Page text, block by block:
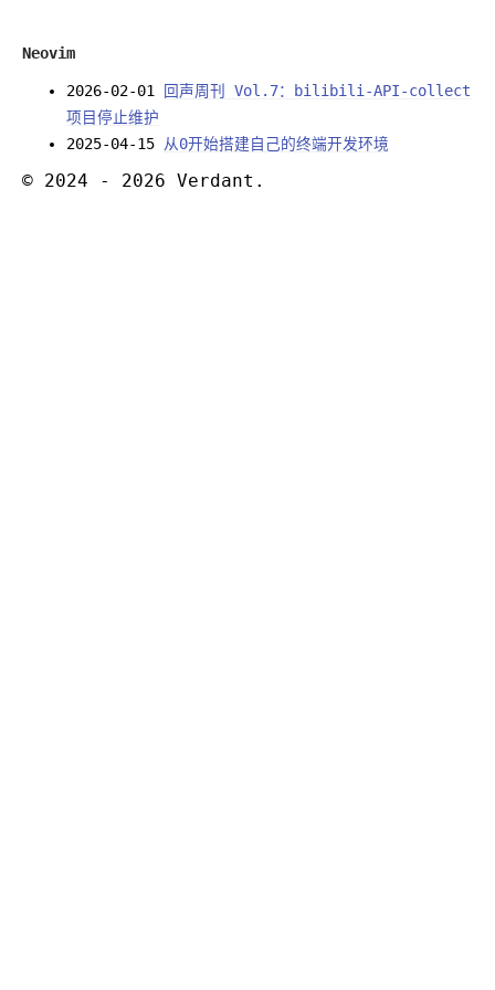
Neovim
2026-02-01
回声周刊 Vol.7：bilibili-API-collect
项目停止维护
2025-04-15
从0开始搭建自己的终端开发环境
© 2024 - 2026 Verdant.